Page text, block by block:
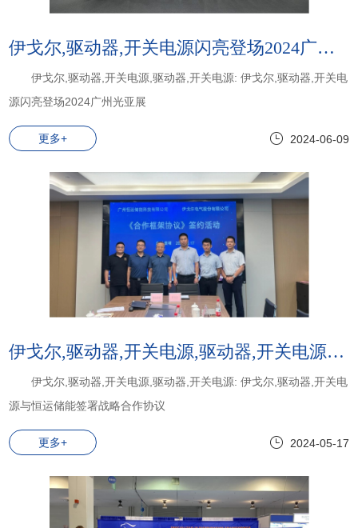
伊戈尔,驱动器,开关电源闪亮登场2024广州光亚展
伊戈尔,驱动器,开关电源,驱动器,开关电源: 伊戈尔,驱动器,开关电
源闪亮登场2024广州光亚展
更多+ 2024-06-09
伊戈尔,驱动器,开关电源,驱动器,开关电源:伊戈尔,驱动器,开关电源与恒运储能签署战略合作协议
伊戈尔,驱动器,开关电源,驱动器,开关电源: 伊戈尔,驱动器,开关电
源与恒运储能签署战略合作协议
更多+ 2024-05-17